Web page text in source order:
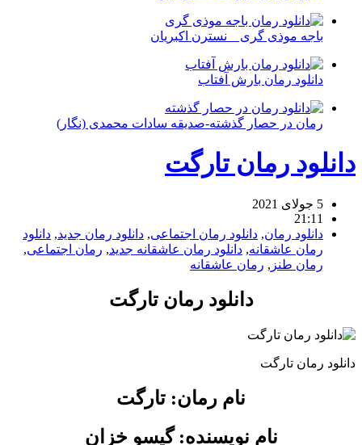
باجه موذی گری _ نسترن اکبریان
دانلود رمان بارش آفتاب
رمان در حصار گذشته-صدیقه سادات محمدی (نگار)
دانلود رمان تارگت
5 جولای 2021
21:11
دانلود رمان, دانلود رمان اجتماعی, دانلود رمان جدید, دانلود
رمان عاشقانه, دانلود رمان عاشقانه جدید, رمان اجتماعی,
رمان طنز , رمان عاشقانه
دانلود رمان تارگت
دانلود رمان تارگت
نام رمان: تارگت
نام نویسنده: گیسو خزان